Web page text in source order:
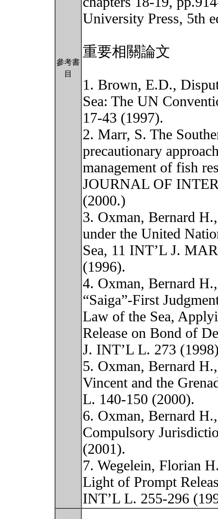
參考書
目
University Press, 5th
重要相關論文
1. Brown, E.D.,
Sea: The UN
17-43 (1997).
2. Marr, S. The
precautionary
management of fish
JOURNAL OF
(2000.)
3. Oxman, Bernard
under the United
Sea, 11 INT’L J.
(1996).
4. Oxman, Bernard
“Saiga”-First
Law of the Sea,
Release on Bond of
J. INT’L L. 273
5. Oxman, Bernard
Vincent and the
L. 140-150 (2000).
6. Oxman, Bernard
Compulsory
(2001).
7. Wegelein, Florian
Light of Prompt
INT’L L. 255-296